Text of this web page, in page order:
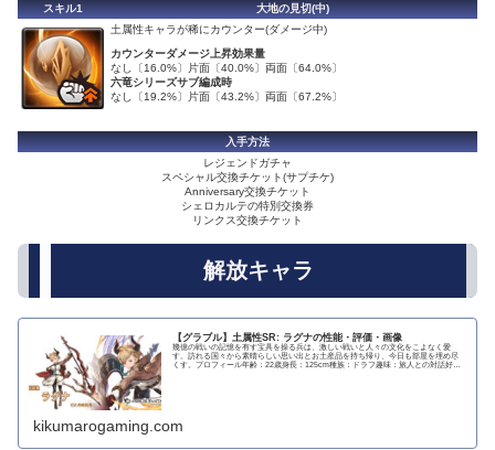
スキル1
大地の見切(中)
土属性キャラが稀にカウンター(ダメージ中)
カウンターダメージ上昇効果量
なし〔16.0%〕片面〔40.0%〕両面〔64.0%〕
六竜シリーズサブ編成時
なし〔19.2%〕片面〔43.2%〕両面〔67.2%〕
入手方法
レジェンドガチャ
スペシャル交換チケット(サプチケ)
Anniversary交換チケット
シェロカルテの特別交換券
リンクス交換チケット
解放キャラ
【グラブル】土属性SR: ラグナの性能・評価・画像
幾億の戦いの記憶を有す宝具を操る兵は、激しい戦いと人々の文化をこよなく愛
す。訪れる国々から素晴らしい思い出とお土産品を持ち帰り、今日も部屋を埋め尽
くす。プロフィール年齢：22歳身長：125cm種族：ドラフ趣味：旅人との対話好
kikumarogaming.com